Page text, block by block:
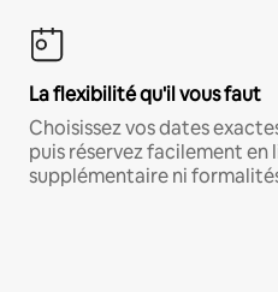
La flexibilité qu'il vous faut
Choisissez vos dates
puis réservez facilement en
supplémentaire ni